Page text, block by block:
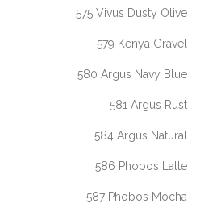
575 Vivus Dusty Olive
579 Kenya Gravel
580 Argus Navy Blue
581 Argus Rust
584 Argus Natural
586 Phobos Latte
587 Phobos Mocha